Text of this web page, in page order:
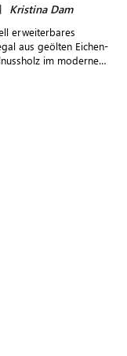
| Kristina Dam
erweiterbares
aus geölten Eichen-
im modernen,